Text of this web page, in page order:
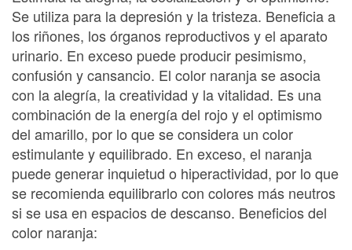
Se utiliza para la depresión y la tristeza. Beneficia a
los riñones, los órganos reproductivos y el aparato
urinario. En exceso puede producir pesimismo,
confusión y cansancio. El color naranja se asocia
con la alegría, la creatividad y la vitalidad. Es una
combinación de la energía del rojo y el optimismo
del amarillo, por lo que se considera un color
estimulante y equilibrado. En exceso, el naranja
puede generar inquietud o hiperactividad, por lo que
se recomienda equilibrarlo con colores más neutros
si se usa en espacios de descanso. Beneficios del
color naranja: